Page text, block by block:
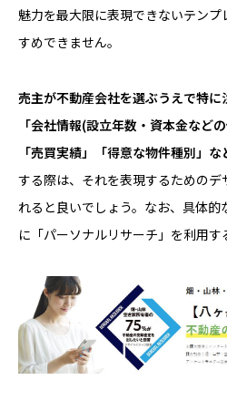
魅力を最大限に表現できないテン
すめできません。
売主が不動産会社を選ぶうえで特に
「会社情報(設立年数・資本金など
「売買実績」「得意な物件種別」な
する際は、それを表現するための
れると良いでしょう。なお、具体
に「パーソナルリサーチ」を利用す